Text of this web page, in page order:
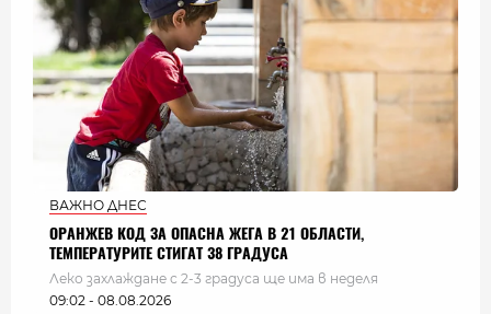
ВАЖНО ДНЕС
ОРАНЖЕВ КОД ЗА ОПАСНА ЖЕГА В 21 ОБЛАСТИ,
ТЕМПЕРАТУРИТЕ СТИГАТ 38 ГРАДУСА
Леко захлаждане с 2-3 градуса ще има в неделя
09:02 - 08.08.2026